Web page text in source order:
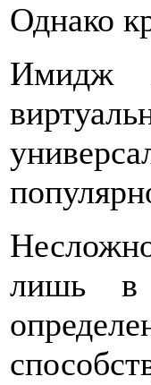
Однако
Имидж
лишь в